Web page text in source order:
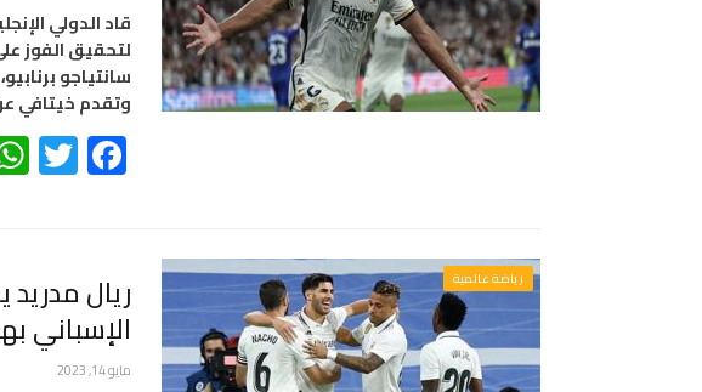
قاد الدولي
سانتياجو
وتقدم خيتافي
رياضة عالمية ريال
الإسباني
مايو 14, 2023